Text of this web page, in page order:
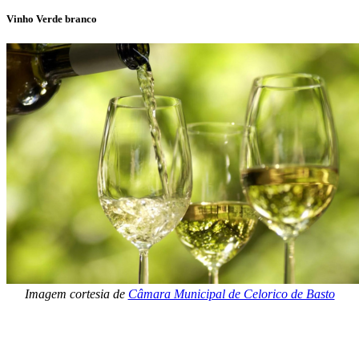
Vinho Verde branco
Imagem cortesia de Câmara Municipal de Celorico de Basto